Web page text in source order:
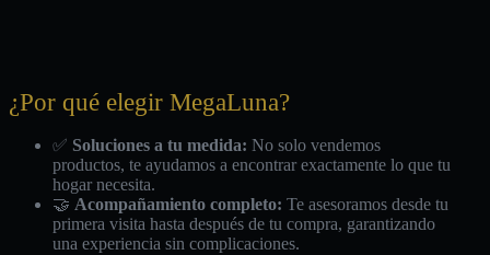
¿Por qué elegir MegaLuna?
✅ Soluciones a tu medida: No solo vendemos
productos, te ayudamos a encontrar exactamente lo que tu
hogar necesita.
🤝 Acompañamiento completo: Te asesoramos desde tu
primera visita hasta después de tu compra, garantizando
una experiencia sin complicaciones.